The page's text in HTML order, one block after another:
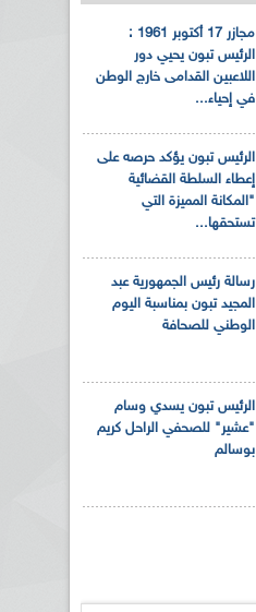
مجازر 17 أكتوبر 1961 :
الرئيس تبون يحيي دور
اللاعبين القدامى خارج الوطن
في إحياء...
الرئيس تبون يؤكد حرصه على
إعطاء السلطة القضائية
"المكانة المميزة التي
تستحقها...
رسالة رئيس الجمهورية عبد
المجيد تبون بمناسبة اليوم
الوطني للصحافة
الرئيس تبون يسدي وسام
"عشير" للصحفي الراحل كريم
بوسالم